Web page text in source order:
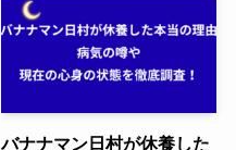
バナナマン日村が休養した